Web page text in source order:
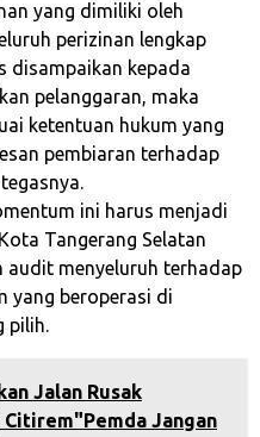
yang dimiliki oleh
perizinan lengkap
disampaikan kepada
pelanggaran, maka
ketentuan hukum yang
pembiaran terhadap
ini harus menjadi
Tangerang Selatan
audit menyeluruh terhadap
yang beroperasi di
pilih.
Jalan Rusak
Jangan